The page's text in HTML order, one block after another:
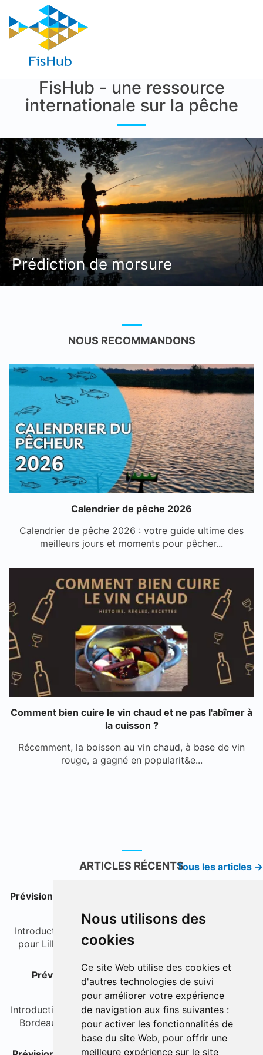
Nous utilisons des
cookies
Ce site Web utilise des cookies et
d'autres technologies de suivi
pour améliorer votre expérience
de navigation aux fins suivantes :
pour activer les fonctionnalités de
base du site Web, pour offrir une
meilleure expérience sur le site
FisHub - une ressource
internationale sur la pêche
Prédiction de morsure
NOUS RECOMMANDONS
Calendrier de pêche 2026
Calendrier de pêche 2026 : votre guide ultime des
meilleurs jours et moments pour pêcher...
Comment bien cuire le vin chaud et ne pas l'abîmer à
la cuisson ?
Récemment, la boisson au vin chaud, à base de vin
rouge, a gagné en popularit&e...
ARTICLES RÉCENTSTous les articles →
Prévisions de pêche à Lille pour les 7 prochains jours
IntroductionBienvenue dans nos prévisions de pêche
pour Lille et sa région. Nous analysons pour vous...
Prévisions de pêche à Bordeaux sur 7 jours
(03.08.2026 - 09.08.2026)
IntroductionBienvenue dans vos prévisions de pêche à
Bordeaux pour la semaine à venir. Nous vous fou...